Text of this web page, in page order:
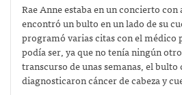
Rae Anne estaba en un concierto
encontró un bulto en un lado de su
programó varias citas con el médico
podía ser, ya que no tenía ningún
transcurso de unas semanas, el bulto
diagnosticaron cáncer de cabeza y